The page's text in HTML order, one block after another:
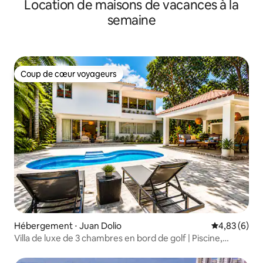
Location de maisons de vacances à la
semaine
Coup de cœur voyageurs
Coup de cœur voyageurs
Hébergement ⋅ Juan Dolio Évaluation
4,83 (6)
Villa de luxe de 3 chambres en bord de golf | Piscine,